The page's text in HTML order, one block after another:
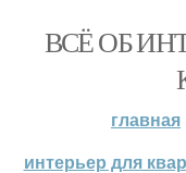
ВСЁ ОБ
главная
интерьер для